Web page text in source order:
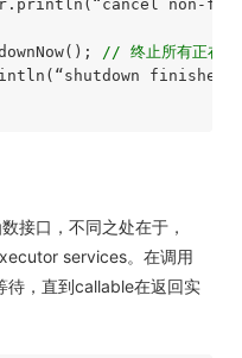
non-
// 终止所有正在执
接口，不同之处在于，
services。在调用
待，直到callable在返回实